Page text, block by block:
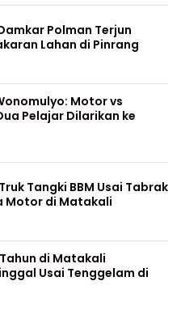
Polman Terjun
Lahan di Pinrang
Motor vs
Pelajar Dilarikan ke
Tangki BBM Usai Tabrak
Motor di Matakali
di Matakali
Usai Tenggelam di